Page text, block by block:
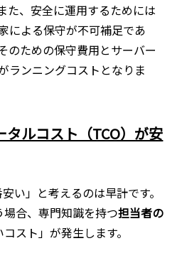
た、安全に運用するためには
による保守が不可補足であ
のための保守費用とサーバー
ランニングコストとなりま
タルコスト（TCO）が安
い」と考えるのは早計です。
合、専門知識を持つ担当者の
スト」が発生します。